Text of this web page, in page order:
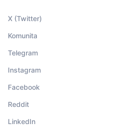
X (Twitter)
Komunita
Telegram
Instagram
Facebook
Reddit
LinkedIn